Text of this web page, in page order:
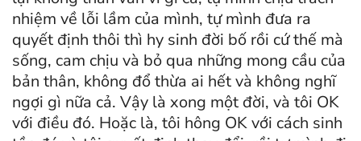
nhiệm về lỗi lầm của mình, tự mình đưa ra
quyết định thôi thì hy sinh đời bố rồi cứ thế mà
sống, cam chịu và bỏ qua những mong cầu của
bản thân, không đổ thừa ai hết và không nghĩ
ngợi gì nữa cả. Vậy là xong một đời, và tôi OK
với điều đó. Hoặc là, tôi hông OK với cách sinh